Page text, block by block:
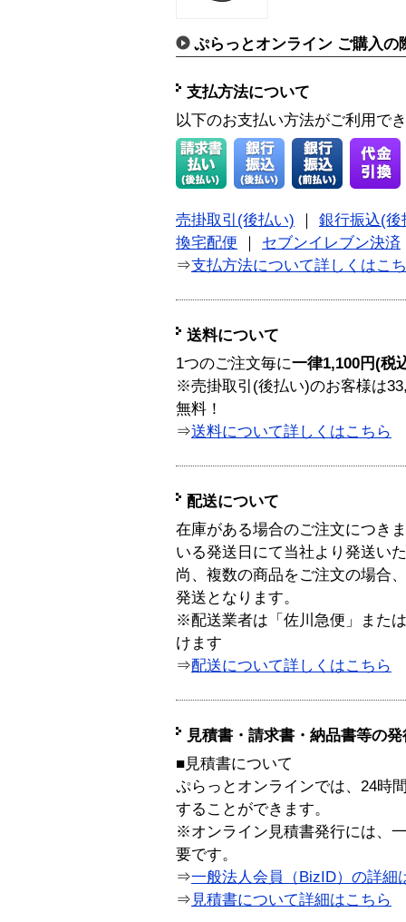
ぷらっとオンライン ご購入の
支払方法について
以下のお支払い方法がご利用で
売掛取引(後払い)
銀行振込(後
換宅配便
セブンイレブン決済
⇒支払方法について詳しくはこ
送料について
1つのご注文毎に一律1,100円(税
※売掛取引(後払い)のお客様は
無料！
⇒送料について詳しくはこちら
配送について
在庫がある場合のご注文につき
いる発送日にて当社より発送い
尚、複数の商品をご注文の場合
発送となります。
※配送業者は「佐川急便」また
けます
⇒配送について詳しくはこちら
見積書・請求書・納品書等の
■見積書について
ぷらっとオンラインでは、24時
することができます。
※オンライン見積書発行には、
要です。
⇒一般法人会員（BizID）の詳細
⇒ 見積書について詳細はこちら